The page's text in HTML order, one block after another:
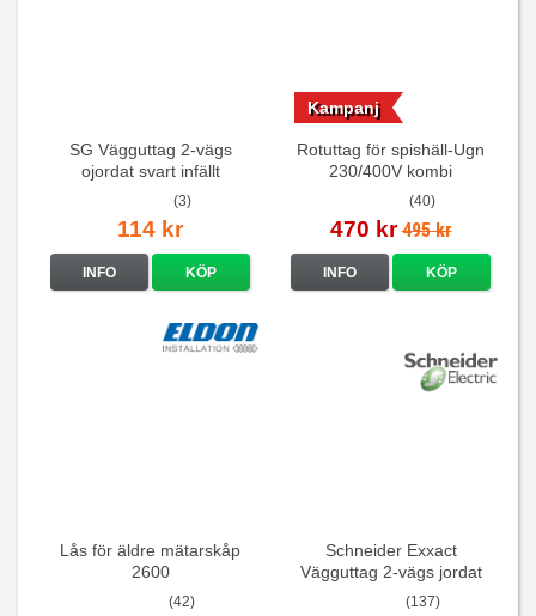
SG Vägguttag 2-vägs
ojordat svart infällt
16A/250V
(3)
114 kr
INFO KÖP
Rotuttag för spishäll-Ugn
230/400V kombi
(40)
Kampanj
470 kr 495 kr
INFO KÖP
Lås för äldre mätarskåp
2600
(42)
Schneider Exxact
Vägguttag 2-vägs jordat
Vit standarduttag
(137)